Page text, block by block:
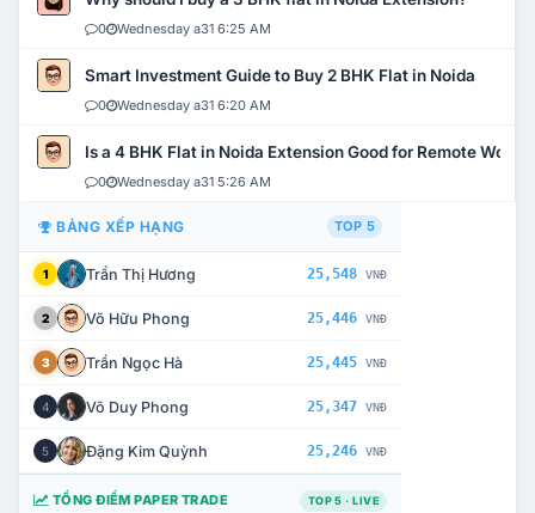
0 Wednesday a31 6:25 AM
Smart Investment Guide to Buy 2 BHK Flat in Noida
0 Wednesday a31 6:20 AM
Is a 4 BHK Flat in Noida Extension Good for Remote Work?
0 Wednesday a31 5:26 AM
BẢNG XẾP HẠNG TOP 5
1 Trần Thị Hương 25,548 VNĐ
2 Võ Hữu Phong 25,446 VNĐ
3 Trần Ngọc Hà 25,445 VNĐ
4 Võ Duy Phong 25,347 VNĐ
5 Đặng Kim Quỳnh 25,246 VNĐ
TỔNG ĐIỂM PAPER TRADE TOP 5 · LIVE